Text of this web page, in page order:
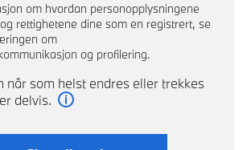
om hvordan personopplysningene
rettighetene dine som en registrert, se
om
og profilering.
når som helst endres eller trekkes
delvis.